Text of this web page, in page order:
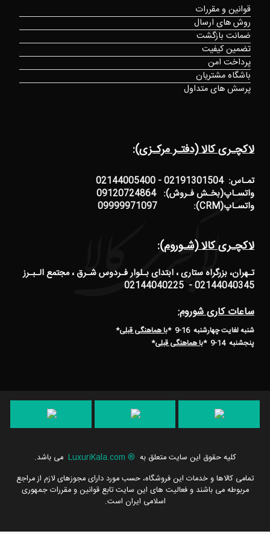
لاکچـری کالا (دفتـر مرکـزی):
تمـاس: 02191301504 - 02144005400
واتسـاپ(بخـش فـروش): 09120724864
واتسـاپ(CRM): 09999971097
لاکچـری کالا (شـوروم):
تـهران، بزرگراه ستاری ، ابتدای بـلوار فـردوس شـرق ، مجتمع الـبـرز
02144040345 - 02144040225
ساعات کاری شوروم:
شنبه لغایت چهارشنبه 16-9 * با هماهنگی قبلی*
پنجشنبه 14-9
*با هماهنگی قبلی*
قوانین و مقررات
روش های ارسال
ضمانت بازگشت
تضمین کیفیت
پرداخت امن
باشگاه مشتریان
پرسش های متداول
کلیه حقوق این سایت متعلق به ®
LuxuriKala.com می باشد.
تمامی كالاها و خدمات این فروشگاه، حسب مورد دارای مجوزهای لازم از مراجع
مربوطه می باشند و فعالیت های این سایت تابع قوانین و مقررات جمهوری
اسلامی ایران است.